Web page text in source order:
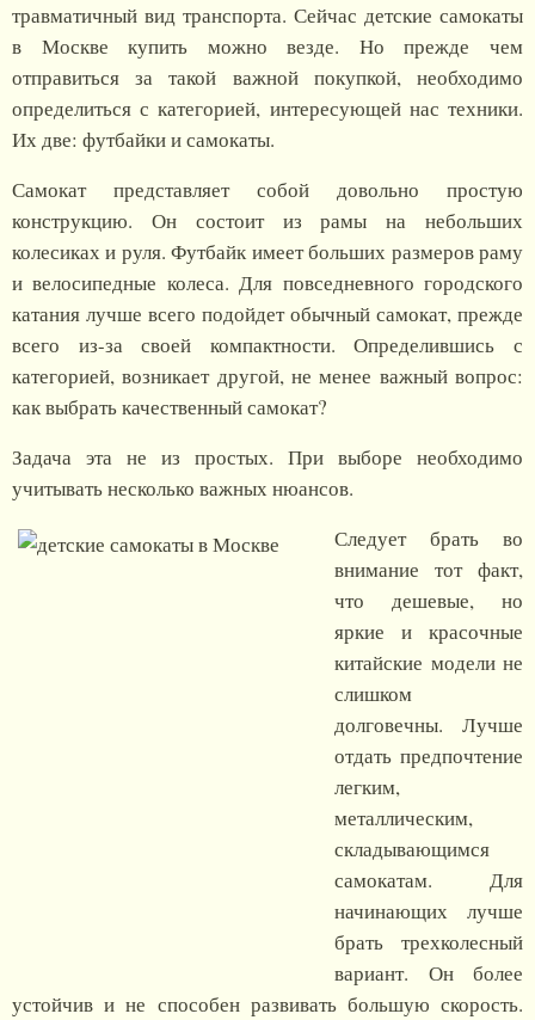
травматичный вид транспорта. Сейчас детские самокаты
в Москве купить можно везде. Но прежде чем
отправиться за такой важной покупкой, необходимо
определиться с категорией, интересующей нас техники.
Их две: футбайки и самокаты.
Самокат представляет собой довольно простую
конструкцию. Он состоит из рамы на небольших
колесиках и руля. Футбайк имеет больших размеров раму
и велосипедные колеса. Для повседневного городского
катания лучше всего подойдет обычный самокат, прежде
всего из-за своей компактности. Определившись с
категорией, возникает другой, не менее важный вопрос:
как выбрать качественный самокат?
Задача эта не из простых. При выборе необходимо
учитывать несколько важных нюансов.
Следует брать во
внимание тот факт,
что дешевые, но
яркие и красочные
китайские модели не
слишком
долговечны. Лучше
отдать предпочтение
легким,
металлическим,
складывающимся
самокатам. Для
начинающих лучше
брать трехколесный
вариант. Он более
устойчив и не способен развивать большую скорость.